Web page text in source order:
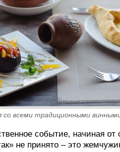
со всеми традиционными
событие, начиная
не принято – это